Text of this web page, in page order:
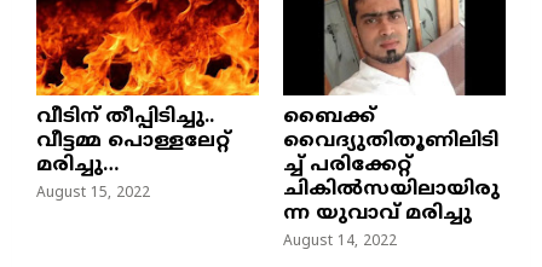
വീടിന് തീപ്പിടിച്ചു..
വീട്ടമ്മ പൊള്ളലേറ്റ്
മരിച്ചു…
August 15, 2022
ബൈക്ക്
വൈദ്യുതിതൂണിലിടി
ച്ച്‌ പരിക്കേറ്റ്
ചികില്‍സയിലായിരു
ന്ന യുവാവ് മരിച്ചു
August 14, 2022